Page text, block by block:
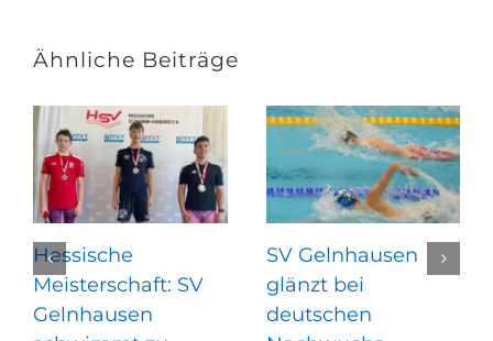
Ähnliche Beiträge
Hessische
Meisterschaft: SV
Gelnhausen
SV Gelnhausen
glänzt bei
deutschen